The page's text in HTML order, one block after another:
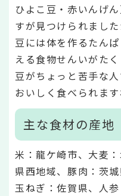
ひよこ豆・赤いんげ
すが見つけられました
豆には体を作るたん
える食物せんいがたく
豆がちょっと苦手な
おいしく食べられます
主な食材の産地
米：龍ケ崎市、大麦
県西地域、豚肉：茨
玉ねぎ：佐賀県、人